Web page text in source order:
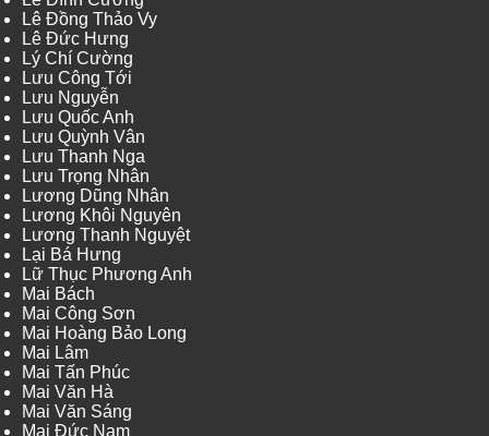
Lê Đồng Thảo Vy
Lê Đức Hưng
Lý Chí Cường
Lưu Công Tới
Lưu Nguyễn
Lưu Quốc Anh
Lưu Quỳnh Vân
Lưu Thanh Nga
Lưu Trọng Nhân
Lương Dũng Nhân
Lương Khôi Nguyên
Lương Thanh Nguyệt
Lại Bá Hưng
Lữ Thục Phương Anh
Mai Bách
Mai Công Sơn
Mai Hoàng Bảo Long
Mai Lâm
Mai Tấn Phúc
Mai Văn Hà
Mai Văn Sáng
Mai Đức Nam